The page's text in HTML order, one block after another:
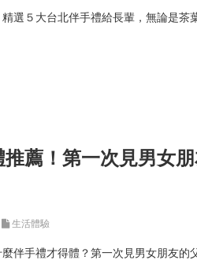
選５大台北伴手禮給長輩，無論是茶
推薦！第一次見男女
生活體驗
伴手禮才得體？第一次見男女朋友的